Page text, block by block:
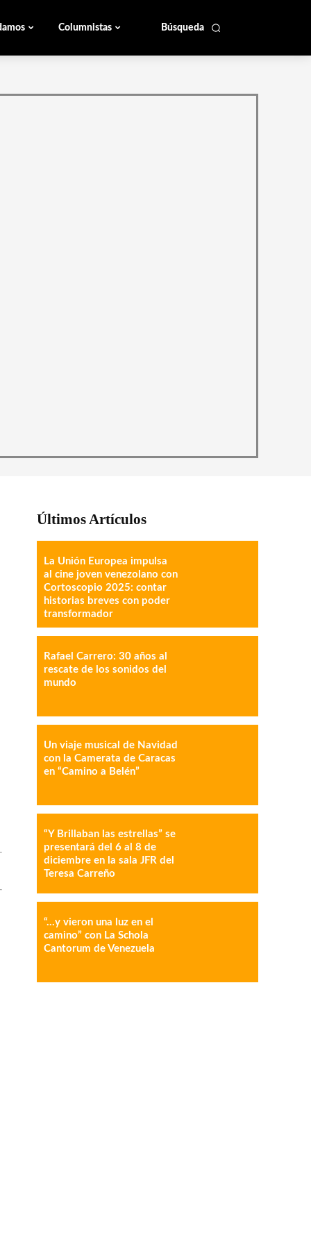
Búsqueda
Columnistas
Últimos Artículos
La Unión Europea impulsa
al cine joven venezolano con
Cortoscopio 2025: contar
historias breves con poder
transformador
Rafael Carrero: 30 años al
rescate de los sonidos del
mundo
Un viaje musical de Navidad
con la Camerata de Caracas
en “Camino a Belén”
“Y Brillaban las estrellas” se
presentará del 6 al 8 de
diciembre en la sala JFR del
Teresa Carreño
“…y vieron una luz en el
camino” con La Schola
Cantorum de Venezuela